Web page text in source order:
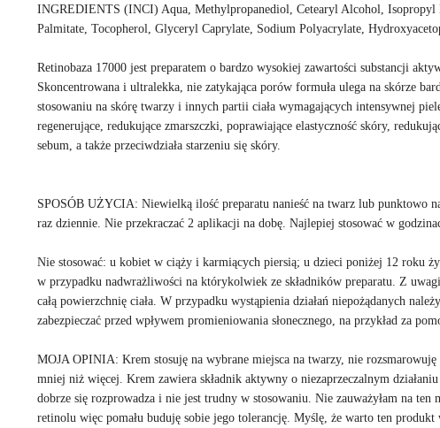
INGREDIENTS (INCI) Aqua, Methylpropanediol, Cetearyl Alcohol,
Palmitate, Tocopherol, Glyceryl Caprylate, Sodium Polyacrylate,
Retinobaza 17000 jest preparatem o bardzo wysokiej zawartości substancji
Skoncentrowana i ultralekka, nie zatykająca porów formuła ulega na skórze
stosowaniu na skórę twarzy i innych partii ciała wymagających intensywnej
regenerujące, redukujące zmarszczki, poprawiające elastyczność skóry,
sebum, a także przeciwdziała starzeniu się skóry.
SPOSÓB UŻYCIA: Niewielką ilość preparatu nanieść na twarz lub punktowo
raz dziennie. Nie przekraczać 2 aplikacji na dobę. Najlepiej stosować w
Nie stosować: u kobiet w ciąży i karmiących piersią; u dzieci poniżej 12 roku
w przypadku nadwrażliwości na którykolwiek ze składników preparatu. Z
całą powierzchnię ciała. W przypadku wystąpienia działań niepożądanych
zabezpieczać przed wpływem promieniowania słonecznego, na przykład za
MOJA OPINIA: Krem stosuję na wybrane miejsca na twarzy, nie
mniej niż więcej. Krem zawiera składnik aktywny o niezaprzeczalnym
dobrze się rozprowadza i nie jest trudny w stosowaniu. Nie zauważyłam na
retinolu więc pomału buduję sobie jego tolerancję. Myślę, że warto ten